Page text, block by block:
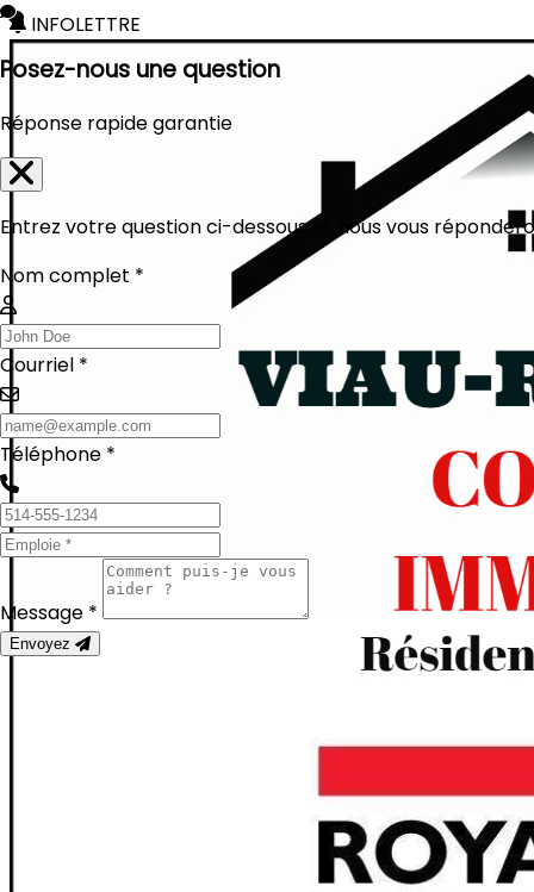
INFOLETTRE
Posez-nous une question
Réponse rapide garantie
Entrez votre question ci-dessous et nous vous
Nom complet *
Courriel *
Téléphone *
Message *
Envoyez